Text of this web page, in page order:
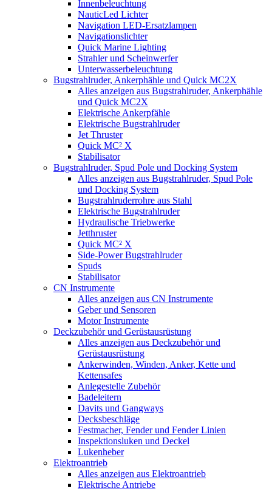
Innenbeleuchtung
NauticLed Lichter
Navigation LED-Ersatzlampen
Navigationslichter
Quick Marine Lighting
Strahler und Scheinwerfer
Unterwasserbeleuchtung
Bugstrahlruder, Ankerphähle und Quick MC2X
Alles anzeigen aus Bugstrahlruder, Ankerphähle
und Quick MC2X
Elektrische Ankerpfähle
Elektrische Bugstrahlruder
Jet Thruster
Quick MC² X
Stabilisator
Bugstrahlruder, Spud Pole und Docking System
Alles anzeigen aus Bugstrahlruder, Spud Pole
und Docking System
Bugstrahlruderrohre aus Stahl
Elektrische Bugstrahlruder
Hydraulische Triebwerke
Jetthruster
Quick MC² X
Side-Power Bugstrahlruder
Spuds
Stabilisator
CN Instrumente
Alles anzeigen aus CN Instrumente
Geber und Sensoren
Motor Instrumente
Deckzubehör und Gerüstausrüstung
Alles anzeigen aus Deckzubehör und
Gerüstausrüstung
Ankerwinden, Winden, Anker, Kette und
Kettensafes
Anlegestelle Zubehör
Badeleitern
Davits und Gangways
Decksbeschläge
Festmacher, Fender und Fender Linien
Inspektionsluken und Deckel
Lukenheber
Elektroantrieb
Alles anzeigen aus Elektroantrieb
Elektrische Antriebe